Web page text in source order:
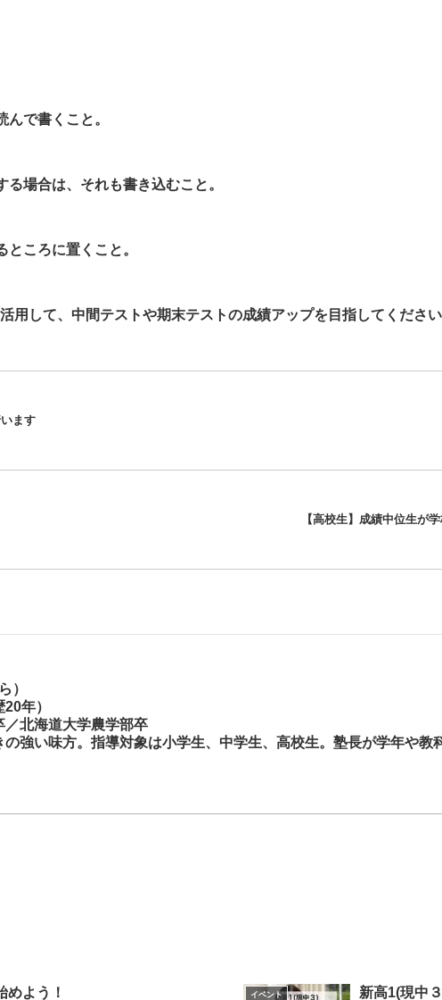
で書くこと。
場合は、それも書き込むこと。
ころに置くこと。
用して、中間テストや期末テストの成績アップを目指してください
ます
【高校生】成績中位生が
）
年）
北海道大学農学部卒
強い味方。指導対象は小学生、中学生、高校生。塾長が学年や教
めよう！ イベント 新高1(現中